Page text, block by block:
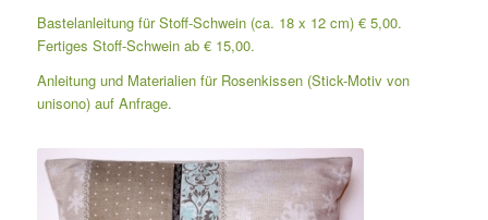
Bastelanleitung für Stoff-Schwein (ca. 18 x 12 cm) € 5,00.
Fertiges Stoff-Schwein ab € 15,00.
Anleitung und Materialien für Rosenkissen (Stick-Motiv von
unisono) auf Anfrage.